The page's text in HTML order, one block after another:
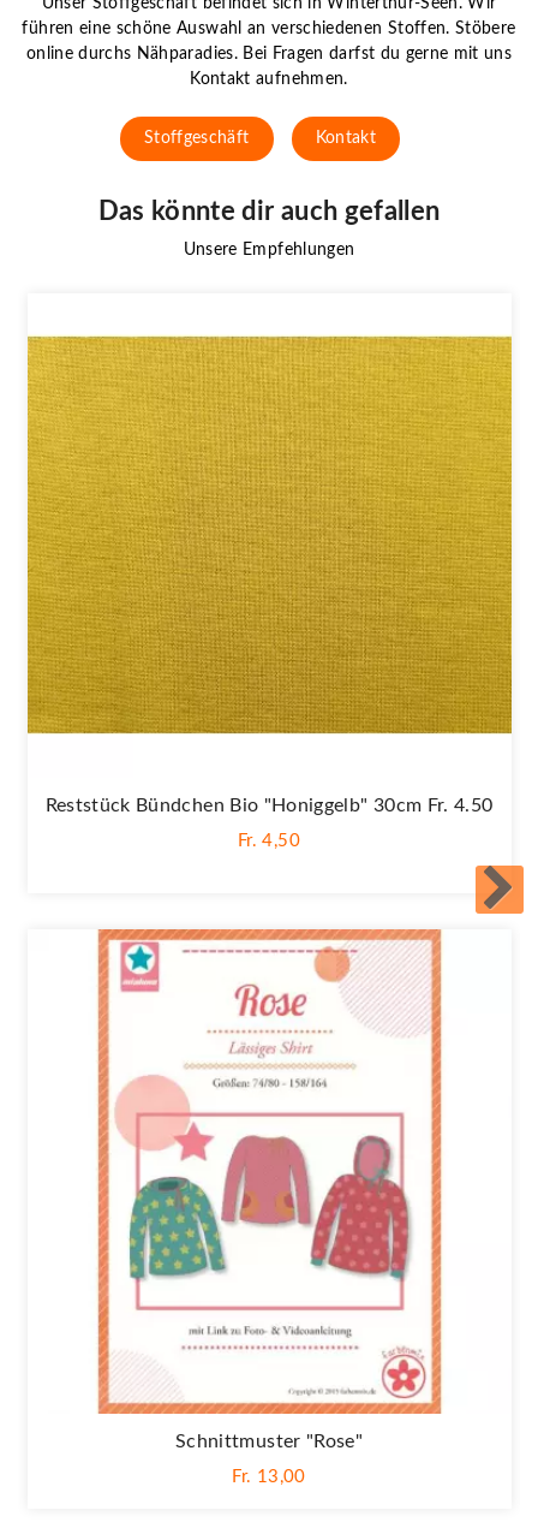
führen eine schöne Auswahl an verschiedenen Stoffen. Stöbere
online durchs Nähparadies. Bei Fragen darfst du gerne mit uns
Kontakt aufnehmen.
Stoffgeschäft Kontakt
Das könnte dir auch gefallen
Unsere Empfehlungen
Reststück Bündchen Bio "Honiggelb" 30cm Fr. 4.50
Fr. 4,50
Schnittmuster "Rose"
Fr. 13,00